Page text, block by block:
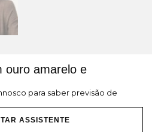
ouro amarelo e
para saber previsão de
ASSISTENTE